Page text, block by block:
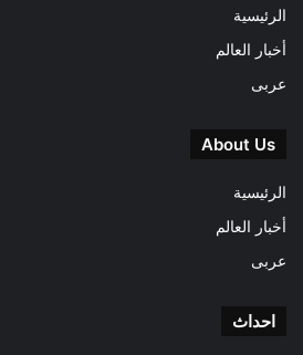
الرئيسية
أخبار العالم
عربى
About Us
الرئيسية
أخبار العالم
عربى
احداث